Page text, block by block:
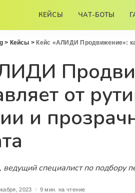
КЕЙСЫ ЧАТ-БОТЫ
> Кейсы > Кейс «АЛИДИ Продвижение»: как чат-бот
от
и
специалист по подбору
2023 9 мин. на чтение